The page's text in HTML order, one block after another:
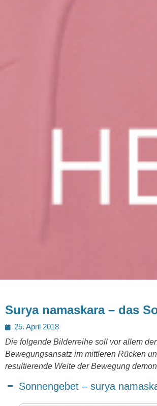
Surya namaskara – das
Posted
on
25. April 2018
Die folgende Bilderreihe soll vor allem
Bewegungsansatz im mittleren Rücken
resultierende Weite der Bewegung
Sonnengebet – surya